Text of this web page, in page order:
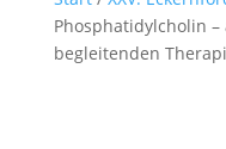
Phosphatidylcholin
begleitenden